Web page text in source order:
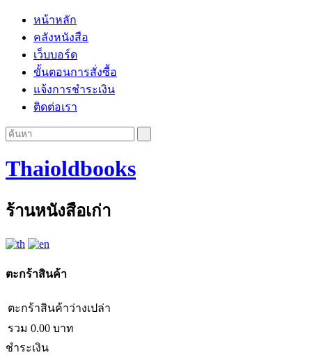
หน้าหลัก
คลังหนังสือ
เว็บบอร์ด
ขั้นตอนการสั่งซื้อ
แจ้งการชำระเงิน
ติดต่อเรา
Thaioldbooks
ร้านหนังสือเก่า
ตะกร้าสินค้า
ตะกร้าสินค้าว่างเปล่า
รวม 0.00 บาท
ชำระเงิน